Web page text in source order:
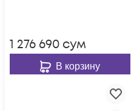
1 276 690 сум
В корзину